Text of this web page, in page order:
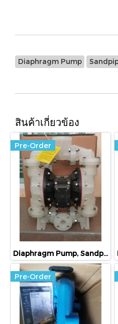
Diaphragm Pump
สินค้าเกี่ยวข้อง
Pre-Order
Diaphragm Pump, Sandpiper, S1FB3P2PPUS000
Pre-Order